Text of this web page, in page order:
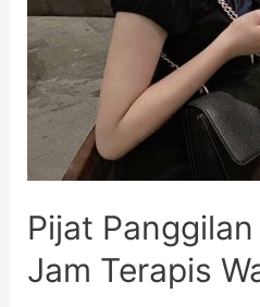
Pijat
Jam Terapis